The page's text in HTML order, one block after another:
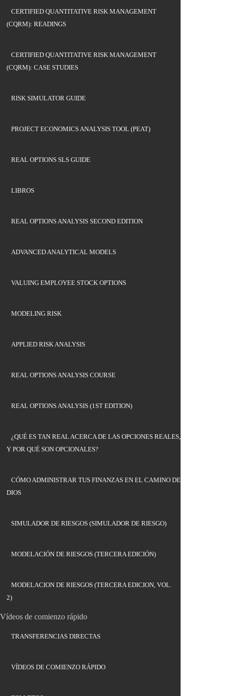
CERTIFIED QUANTITATIVE RISK MANAGEMENT
(CQRM): READINGS
CERTIFIED QUANTITATIVE RISK MANAGEMENT
(CQRM): CASE STUDIES
RISK SIMULATOR GUIDE
PROJECT ECONOMICS ANALYSIS TOOL (PEAT)
REAL OPTIONS SLS GUIDE
LIBROS
REAL OPTIONS ANALYSIS SECOND EDITION
ADVANCED ANALYTICAL MODELS
VALUING EMPLOYEE STOCK OPTIONS
MODELING RISK
APPLIED RISK ANALYSIS
REAL OPTIONS ANALYSIS COURSE
REAL OPTIONS ANALYSIS (1ST EDITION)
¿QUÉ ES TAN REAL ACERCA DE LAS OPCIONES REALES,
Y POR QUÉ SON OPCIONALES?
CÓMO ADMINISTRAR TUS FINANZAS EN EL CAMINO DE
DIOS
SIMULADOR DE RIESGOS (SIMULADOR DE RIESGO)
MODELACIÓN DE RIESGOS (TERCERA EDICIÓN)
MODELACION DE RIESGOS (TERCERA EDICION, VOL.
2)
Vídeos de comienzo rápido
TRANSFERENCIAS DIRECTAS
VÍDEOS DE COMIENZO RÁPIDO